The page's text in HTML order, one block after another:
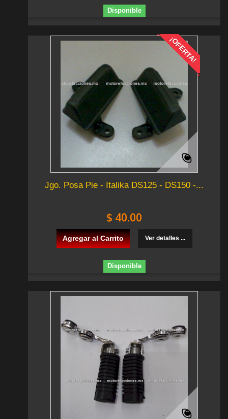
Disponible
¡OFERTA!
Jgo. Posa Pie - Italika DS125 - DS150 -...
$ 40.00
Agregar al Carrito Ver detalles ...
Disponible